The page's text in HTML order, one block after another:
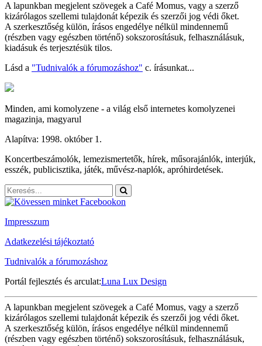
A lapunkban megjelent szövegek a Café Momus, vagy a szerző
kizárólagos szellemi tulajdonát képezik és szerzői jog védi őket.
A szerkesztőség külön, írásos engedélye nélkül mindennemű
(részben vagy egészben történő) sokszorosításuk, felhasználásuk,
kiadásuk és terjesztésük tilos.
Lásd a "Tudnivalók a fórumozáshoz" c. írásunkat...
Minden, ami komolyzene - a világ első internetes komolyzenei
magazinja, magyarul
Alapítva: 1998. október 1.
Koncertbeszámolók, lemezismertetők, hírek, műsorajánlók, interjúk,
esszék, publicisztika, játék, művész-naplók, apróhirdetések.
Impresszum
Adatkezelési tájékoztató
Tudnivalók a fórumozáshoz
Portál fejlesztés és arculat:Luna Lux Design
A lapunkban megjelent szövegek a Café Momus, vagy a szerző
kizárólagos szellemi tulajdonát képezik és szerzői jog védi őket.
A szerkesztőség külön, írásos engedélye nélkül mindennemű
(részben vagy egészben történő) sokszorosításuk, felhasználásuk,